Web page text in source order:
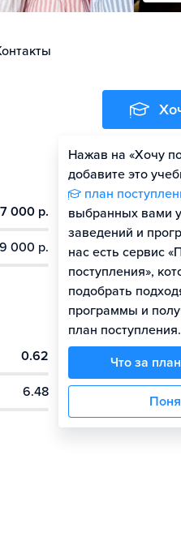
000 р.
000 р.
0.62
6.48
Нажав на «Хочу
добавите это
план
выбранных вами
заведений и
нас есть сервис
поступления»,
подобрать
программы и
план поступления.
Что за